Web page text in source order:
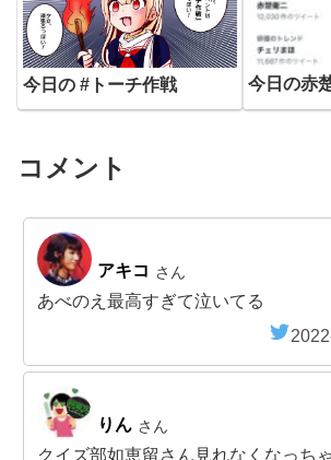
今日の #トーチ作戦 今日の赤
コメント
アキコ さん
あべのえ最高すぎて泣いてる
りん さん
クイズ部如恵留さん見れなくなっち